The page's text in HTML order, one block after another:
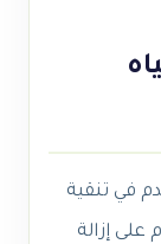
في تنقية
إزالة